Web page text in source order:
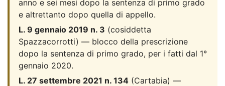
anno e sei mesi dopo la sentenza di primo grado
e altrettanto dopo quella di appello.
L. 9 gennaio 2019 n. 3 (cosiddetta
Spazzacorrotti) — blocco della prescrizione
dopo la sentenza di primo grado, per i fatti dal 1°
gennaio 2020.
L. 27 settembre 2021 n. 134 (Cartabia) —